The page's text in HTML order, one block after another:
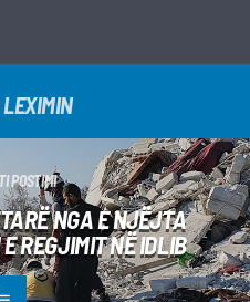
LEXIMIN
POSTIMI
NGA E NJËJTA
REGJIMIT NË IDLIB